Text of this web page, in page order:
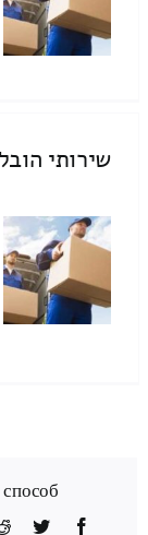
שירותי
Facebook